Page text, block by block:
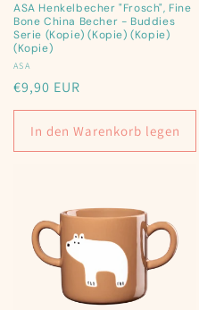
ASA Henkelbecher "Frosch", Fine
Bone China Becher - Buddies
Serie (Kopie) (Kopie) (Kopie)
(Kopie)
Anbieter:
ASA
Normaler
Preis
€9,90 EUR
In den Warenkorb legen